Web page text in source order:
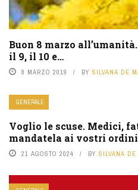
Buon 8 marzo
il 9, il 10 e…
8 MARZO 2019 BY SILVANA DE
GENERALE
Voglio le scuse. Medici,
mandatela ai vostri ordini
21 AGOSTO 2024 BY SILVANA DE